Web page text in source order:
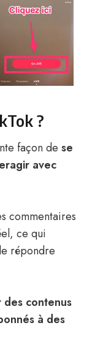
?
façon de se
avec
commentaires
ce qui
répondre
contenus
à des